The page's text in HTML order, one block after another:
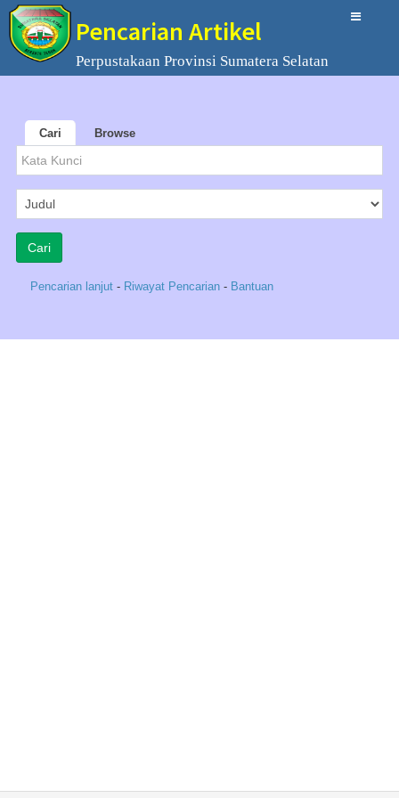
Pencarian Artikel
Perpustakaan Provinsi Sumatera Selatan
Cari Browse
Pencarian lanjut - Riwayat Pencarian - Bantuan